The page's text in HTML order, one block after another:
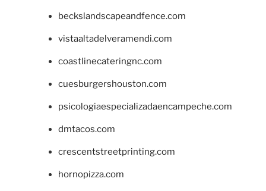
beckslandscapeandfence.com
vistaaltadelveramendi.com
coastlinecateringnc.com
cuesburgershouston.com
psicologiaespecializadaencampeche.com
dmtacos.com
crescentstreetprinting.com
hornopizza.com